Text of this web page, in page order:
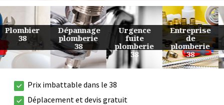
Urgence
fuite
plomberie
38
Entreprise
de
plomberie
38
Travaux
de
plomberie
38
Devis
plomberie
38
Prix imbattable dans le 38
Déplacement et devis gratuit